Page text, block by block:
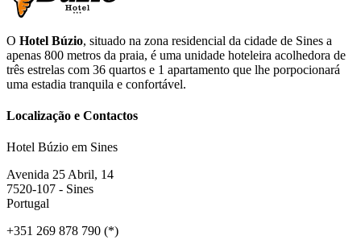
O Hotel Búzio, situado na zona residencial da cidade de Sines a
apenas 800 metros da praia, é uma unidade hoteleira acolhedora de
três estrelas com 36 quartos e 1 apartamento que lhe porpocionará
uma estadia tranquila e confortável.
Localização e Contactos
Hotel Búzio em Sines
Avenida 25 Abril, 14
7520-107 - Sines
Portugal
+351 269 878 790 (*)